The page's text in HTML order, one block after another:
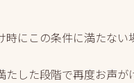
時にこの条件に満たない
たした段階で再度お声が